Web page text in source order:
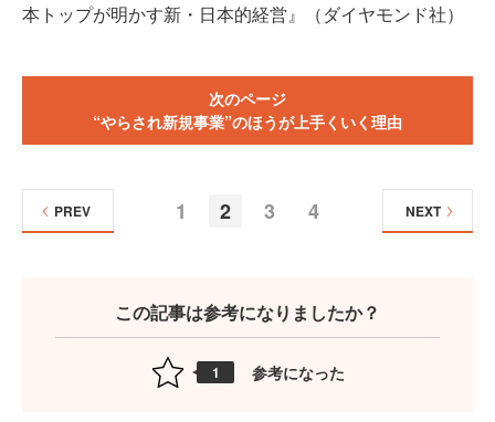
本トップが明かす新・日本的経営』（ダイヤモンド社）
次のページ
“やらされ新規事業”のほうが上手くいく理由
1 2 3 4
PREV NEXT
この記事は参考になりましたか？
1 参考になった